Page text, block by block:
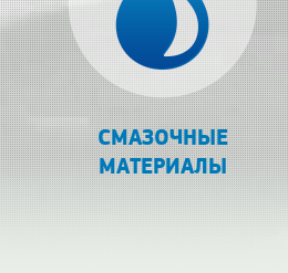
СМАЗОЧНЫЕ
МАТЕРИАЛЫ